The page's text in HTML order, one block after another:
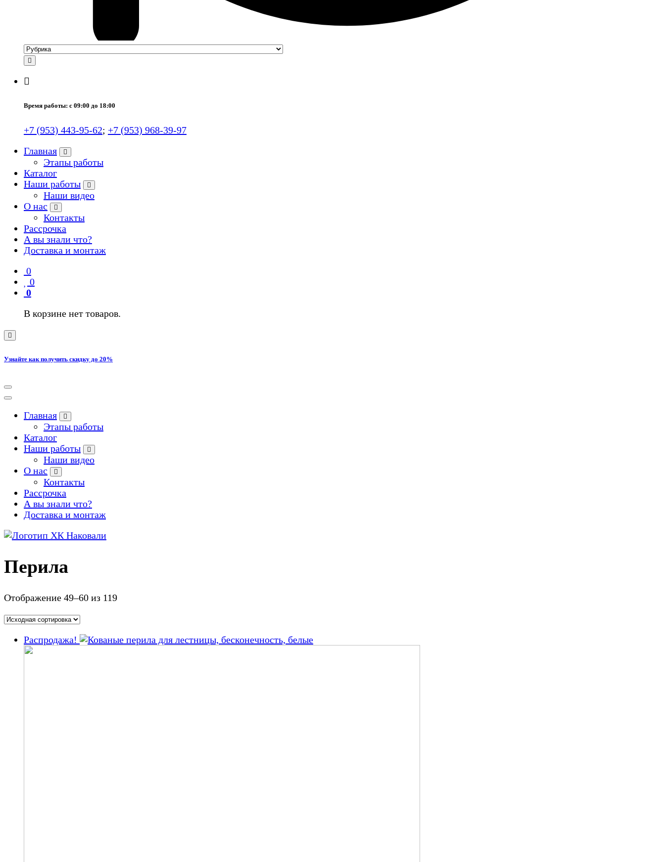
Время работы: с 09:00 до 18:00
+7 (953) 443-95-62; +7 (953) 968-39-97
Главная
Этапы работы
Каталог
Наши работы
Наши видео
О нас
Контакты
Рассрочка
А вы знали что?
Доставка и монтаж
0
0
0
В корзине нет товаров.
Узнайте как получить скидку до 20%
Главная
Этапы работы
Каталог
Наши работы
Наши видео
О нас
Контакты
Рассрочка
А вы знали что?
Доставка и монтаж
Перила
Отображение 49–60 из 119
Распродажа!